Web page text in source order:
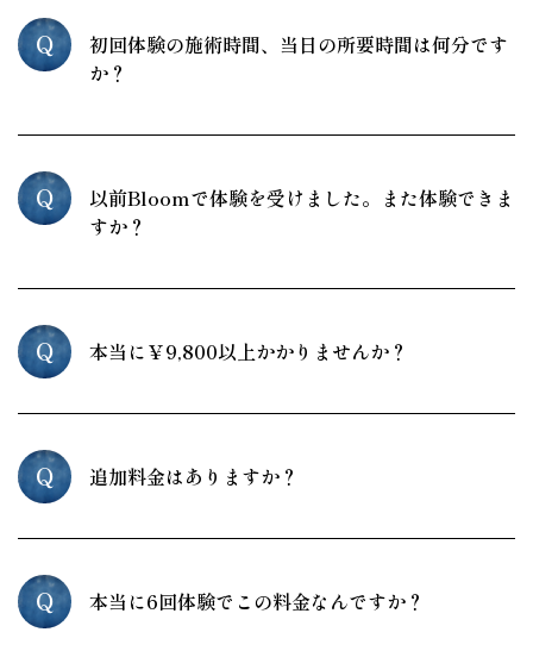
Q
初回体験の施術時間、当日の所要時間は何分です
か？
Q
以前Bloomで体験を受けました。また体験できま
すか？
Q 本当に￥9,800以上かかりませんか？
Q 追加料金はありますか？
Q 本当に6回体験でこの料金なんですか？